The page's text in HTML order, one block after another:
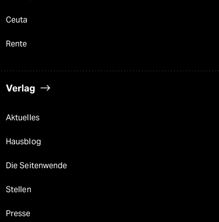
Ceuta
Rente
Verlag
Aktuelles
Hausblog
Die Seitenwende
Stellen
Presse